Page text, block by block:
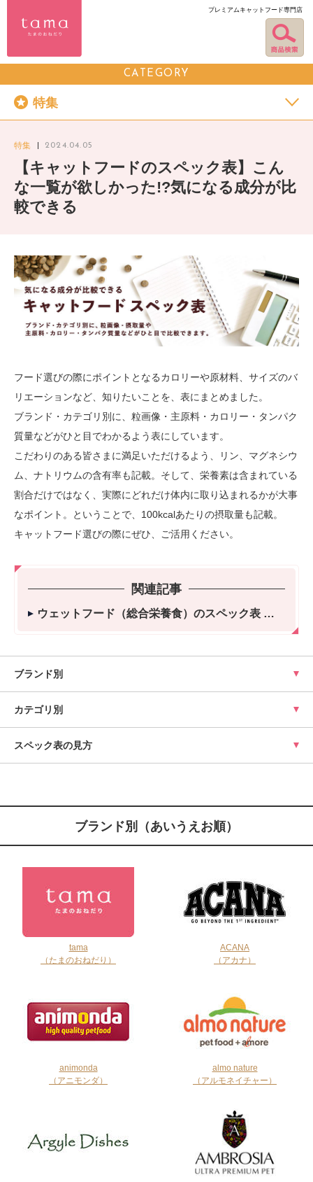
プレミアムキャットフード専門店
CATEGORY
特集
特集 2024.04.05
【キャットフードのスペック表】こん
な一覧が欲しかった!?気になる成分が比
較できる
フード選びの際にポイントとなるカロリーや原材料、サイズのバ
リエーションなど、知りたいことを、表にまとめました。
ブランド・カテゴリ別に、粒画像・主原料・カロリー・タンパク
質量などがひと目でわかるよう表にしています。
こだわりのある皆さまに満足いただけるよう、リン、マグネシウ
ム、ナトリウムの含有率も記載。そして、栄養素は含まれている
割合だけではなく、実際にどれだけ体内に取り込まれるかが大事
なポイント。ということで、100kcalあたりの摂取量も記載。
キャットフード選びの際にぜひ、ご活用ください。
関連記事
ウェットフード（総合栄養食）のスペック表
ブランド別
カテゴリ別
スペック表の見方
ブランド別（あいうえお順）
tama
（たまのおねだり）
ACANA
（アカナ）
animonda
（アニモンダ）
almo nature
（アルモネイチャー）